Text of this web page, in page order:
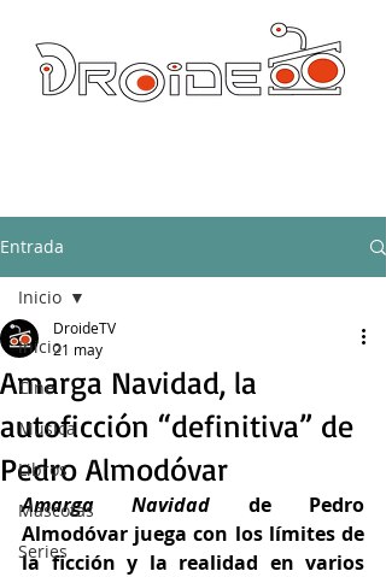
Entrada
Inicio
Cine
Música
Libros
Mascotas
Series
Inicio
Amarga Navidad, la
autoficción “definitiva” de
Pedro Almodóvar
DroideTV
21 may
Amarga Navidad de Pedro
Almodóvar juega con los límites de
la ficción y la realidad en varios